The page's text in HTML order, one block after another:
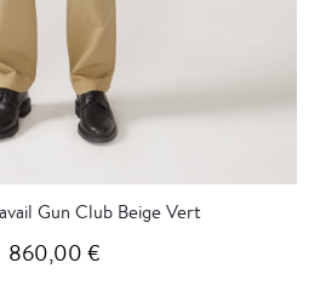
Gun Club Beige Vert
860,00 €